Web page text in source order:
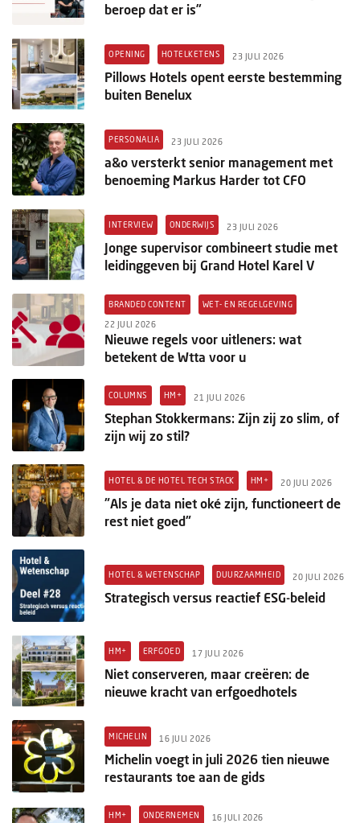
beroep dat er is”
OPENING HOTELKETENS 23 JULI 2026
Pillows Hotels opent eerste bestemming
buiten Benelux
PERSONALIA 23 JULI 2026
a&o versterkt senior management met
benoeming Markus Harder tot CFO
INTERVIEW ONDERWIJS 23 JULI 2026
Jonge supervisor combineert studie met
leidinggeven bij Grand Hotel Karel V
BRANDED CONTENT WET- EN REGELGEVING
22 JULI 2026
Nieuwe regels voor uitleners: wat
betekent de Wtta voor u
COLUMNS HM+ 21 JULI 2026
Stephan Stokkermans: Zijn zij zo slim, of
zijn wij zo stil?
HOTEL & DE HOTEL TECH STACK HM+ 20 JULI 2026
"Als je data niet oké zijn, functioneert de
rest niet goed"
HOTEL & WETENSCHAP DUURZAAMHEID 20 JULI 2026
Strategisch versus reactief ESG-beleid
HM+ ERFGOED 17 JULI 2026
Niet conserveren, maar creëren: de
nieuwe kracht van erfgoedhotels
MICHELIN 16 JULI 2026
Michelin voegt in juli 2026 tien nieuwe
restaurants toe aan de gids
HM+ ONDERNEMEN 16 JULI 2026